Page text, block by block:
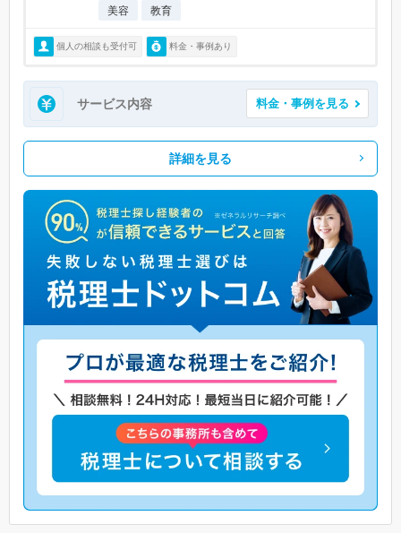
美容
教育
個人の相談も受付可 料金・事例あり
サービス内容 料金・事例を見る
詳細を見る